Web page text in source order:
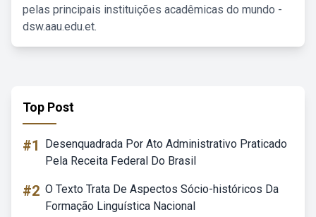
pelas principais instituições acadêmicas do mundo -
dsw.aau.edu.et.
Top Post
#1
Desenquadrada Por Ato Administrativo Praticado
Pela Receita Federal Do Brasil
#2 O Texto Trata De Aspectos Sócio-históricos Da
Formação Linguística Nacional